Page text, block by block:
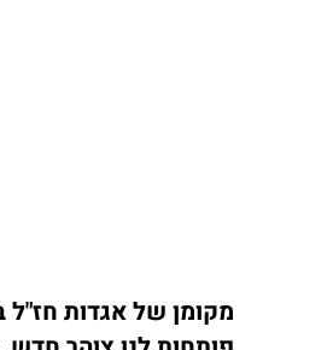
מקומן של אגדות חז"ל